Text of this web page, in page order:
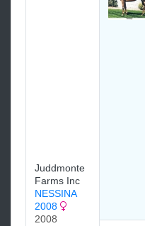
Juddmonte
Farms Inc
NESSINA
2008
2008